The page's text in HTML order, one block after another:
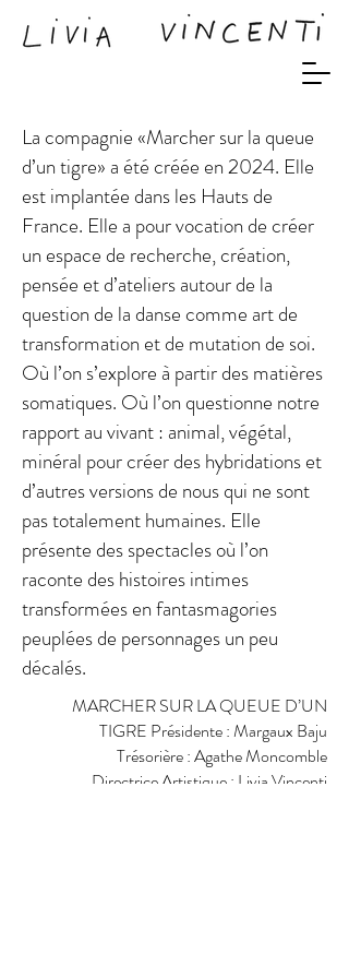
La compagnie «Marcher sur la queue
d’un tigre» a été créée en 2024. Elle
est implantée dans les Hauts de
France. Elle a pour vocation de créer
un espace de recherche, création,
pensée et d’ateliers autour de la
question de la danse comme art de
transformation et de mutation de soi.
Où l’on s’explore à partir des matières
somatiques. Où l’on questionne notre
rapport au vivant : animal, végétal,
minéral pour créer des hybridations et
d’autres versions de nous qui ne sont
pas totalement humaines. Elle
présente des spectacles où l’on
raconte des histoires intimes
transformées en fantasmagories
peuplées de personnages un peu
décalés.
MARCHER SUR LA QUEUE D’UN
TIGRE Présidente : Margaux Baju
Trésorière : Agathe Moncomble
Directrice Artistique : Livia Vincenti